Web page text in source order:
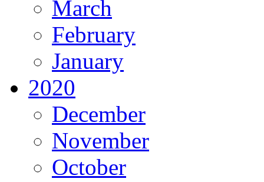
March
February
January
2020
December
November
October